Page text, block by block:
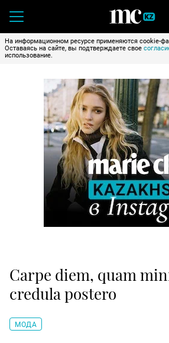
На информационном ресурсе применяются cookie-
Оставаясь на сайте, вы подтверждаете свое
использование.
Carpe diem, quam
credula postero
МОДА